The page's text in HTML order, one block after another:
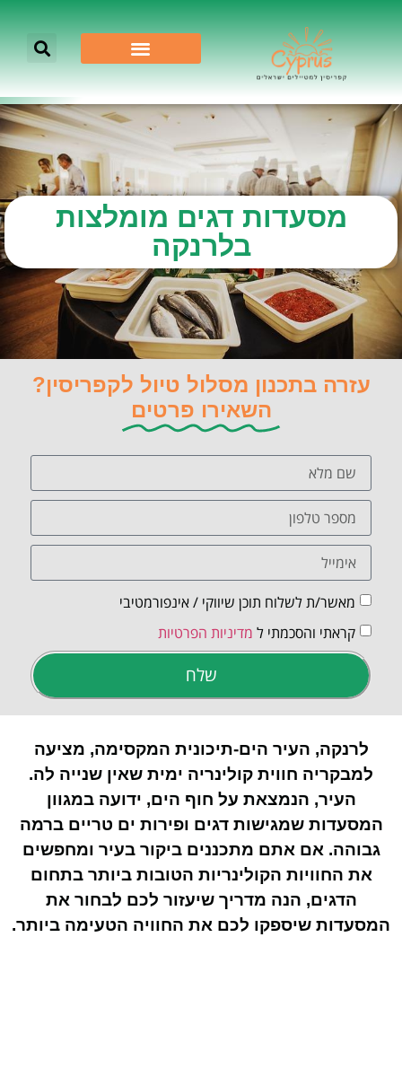
מסעדות דגים מומלצות
בלרנקה
עזרה בתכנון מסלול טיול לקפריסין?
השאירו פרטים
מאשר/ת לשלוח תוכן שיווקי / אינפורמטיבי
קראתי והסכמתי ל מדיניות הפרטיות
שלח
לרנקה, העיר הים-תיכונית המקסימה, מציעה
למבקריה חווית קולינריה ימית שאין שנייה לה.
העיר, הנמצאת על חוף הים, ידועה במגוון
המסעדות שמגישות דגים ופירות ים טריים ברמה
גבוהה. אם אתם מתכננים ביקור בעיר ומחפשים
את החוויות הקולינריות הטובות ביותר בתחום
הדגים, הנה מדריך שיעזור לכם לבחור את
המסעדות שיספקו לכם את החוויה הטעימה ביותר.